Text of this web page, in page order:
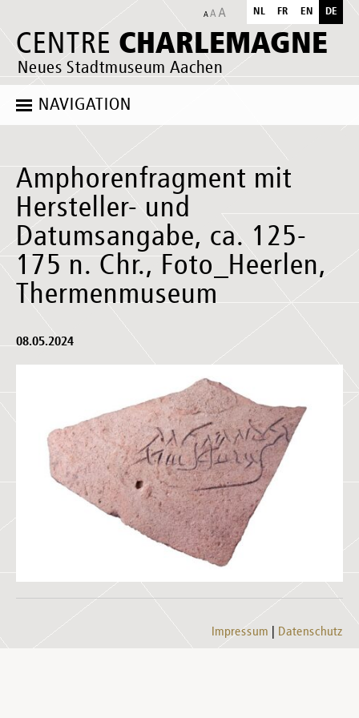
CENTRE CHARLEMAGNE
Neues Stadtmuseum Aachen
NL FR EN DE
NAVIGATION
Amphorenfragment mit
Hersteller- und
Datumsangabe, ca. 125-
175 n. Chr., Foto_Heerlen,
Thermenmuseum
08.05.2024
Impressum Datenschutz